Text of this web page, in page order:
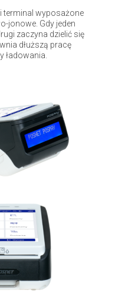
terminal wyposażone
jonowe. Gdy jeden
zaczyna dzielić się
dłuższą pracę
ładowania.